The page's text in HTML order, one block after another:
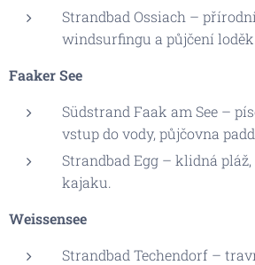
Strandbad Ossiach –
windsurfingu a půjčení loděk.
Faaker See
Südstrand Faak am See –
vstup do vody, půjčovna
Strandbad Egg – klidná
kajaku.
Weissensee
Strandbad Techendorf –